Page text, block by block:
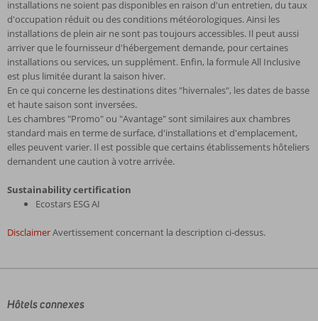
installations ne soient pas disponibles en raison d'un entretien, du taux
d'occupation réduit ou des conditions météorologiques. Ainsi les
installations de plein air ne sont pas toujours accessibles. Il peut aussi
arriver que le fournisseur d'hébergement demande, pour certaines
installations ou services, un supplément. Enfin, la formule All Inclusive
est plus limitée durant la saison hiver.
En ce qui concerne les destinations dites "hivernales", les dates de basse
et haute saison sont inversées.
Les chambres "Promo" ou "Avantage" sont similaires aux chambres
standard mais en terme de surface, d'installations et d'emplacement,
elles peuvent varier. Il est possible que certains établissements hôteliers
demandent une caution à votre arrivée.
Sustainability certification
Ecostars ESG AI
DisclaimerAvertissement concernant la description ci-dessus.
écrits
Hôtels connexes